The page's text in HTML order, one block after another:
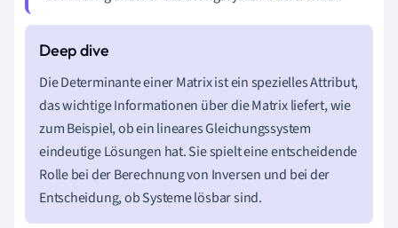
Die Determinante einer Matrix ist ein spezielles Attribut,
das wichtige Informationen über die Matrix liefert, wie
zum Beispiel, ob ein lineares Gleichungssystem
eindeutige Lösungen hat. Sie spielt eine entscheidende
Rolle bei der Berechnung von Inversen und bei der
Entscheidung, ob Systeme lösbar sind.